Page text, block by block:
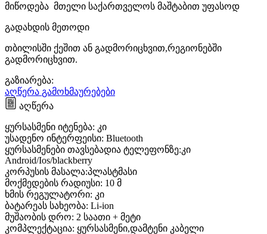
მიწოდება მთელი საქართველოს მაშტაბით უფასოდ
გადახდის მეთოდი
თბილისში ქეშით ან გადმორიცხვით,რეგიონებში
გადმორიცხვით.
გაზიარება:
აღწერა გამოხმაურებები
აღწერა
ყურსასმენი იტენება: კი
უსადენო ინტერფეისი: Bluetooth
ყურსასმენები თავსებადია ტელეფონზე:კი
Android/Ios/blackberry
კორპუსის მასალა:პლასტმასი
მოქმედების რადიუსი: 10 მ
ხმის რეგულატორი: კი
ბატარეას სახეობა: Li-ion
მუშაობის დრო: 2 საათი + მეტი
კომპლექტაცია: ყურსასმენი,დამტენი კაბელი